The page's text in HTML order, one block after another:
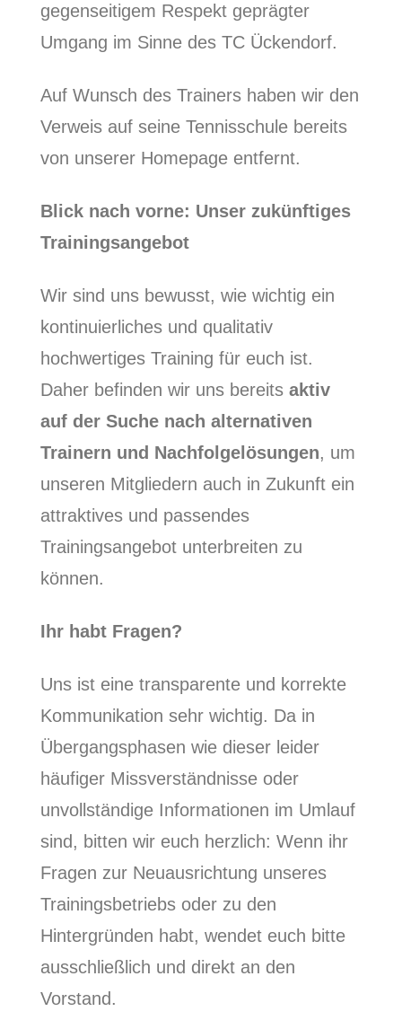
gegenseitigem Respekt geprägter
Umgang im Sinne des TC Ückendorf.
Auf Wunsch des Trainers haben wir den
Verweis auf seine Tennisschule bereits
von unserer Homepage entfernt.
Blick nach vorne: Unser zukünftiges
Trainingsangebot
Wir sind uns bewusst, wie wichtig ein
kontinuierliches und qualitativ
hochwertiges Training für euch ist.
Daher befinden wir uns bereits aktiv
auf der Suche nach alternativen
Trainern und Nachfolgelösungen, um
unseren Mitgliedern auch in Zukunft ein
attraktives und passendes
Trainingsangebot unterbreiten zu
können.
Ihr habt Fragen?
Uns ist eine transparente und korrekte
Kommunikation sehr wichtig. Da in
Übergangsphasen wie dieser leider
häufiger Missverständnisse oder
unvollständige Informationen im Umlauf
sind, bitten wir euch herzlich: Wenn ihr
Fragen zur Neuausrichtung unseres
Trainingsbetriebs oder zu den
Hintergründen habt, wendet euch bitte
ausschließlich und direkt an den
Vorstand.